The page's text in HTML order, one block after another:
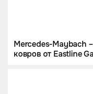
Mercedes-Maybach
ковров от Eastline